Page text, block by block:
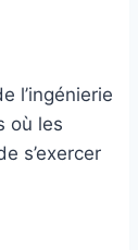
l’ingénierie
où les
s’exercer